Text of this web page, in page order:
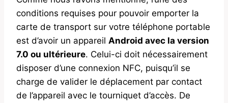
conditions requises pour pouvoir emporter la
carte de transport sur votre téléphone portable
est d’avoir un appareil Android avec la version
7.0 ou ultérieure. Celui-ci doit nécessairement
disposer d’une connexion NFC, puisqu’il se
charge de valider le déplacement par contact
de l’appareil avec le tourniquet d’accès. De